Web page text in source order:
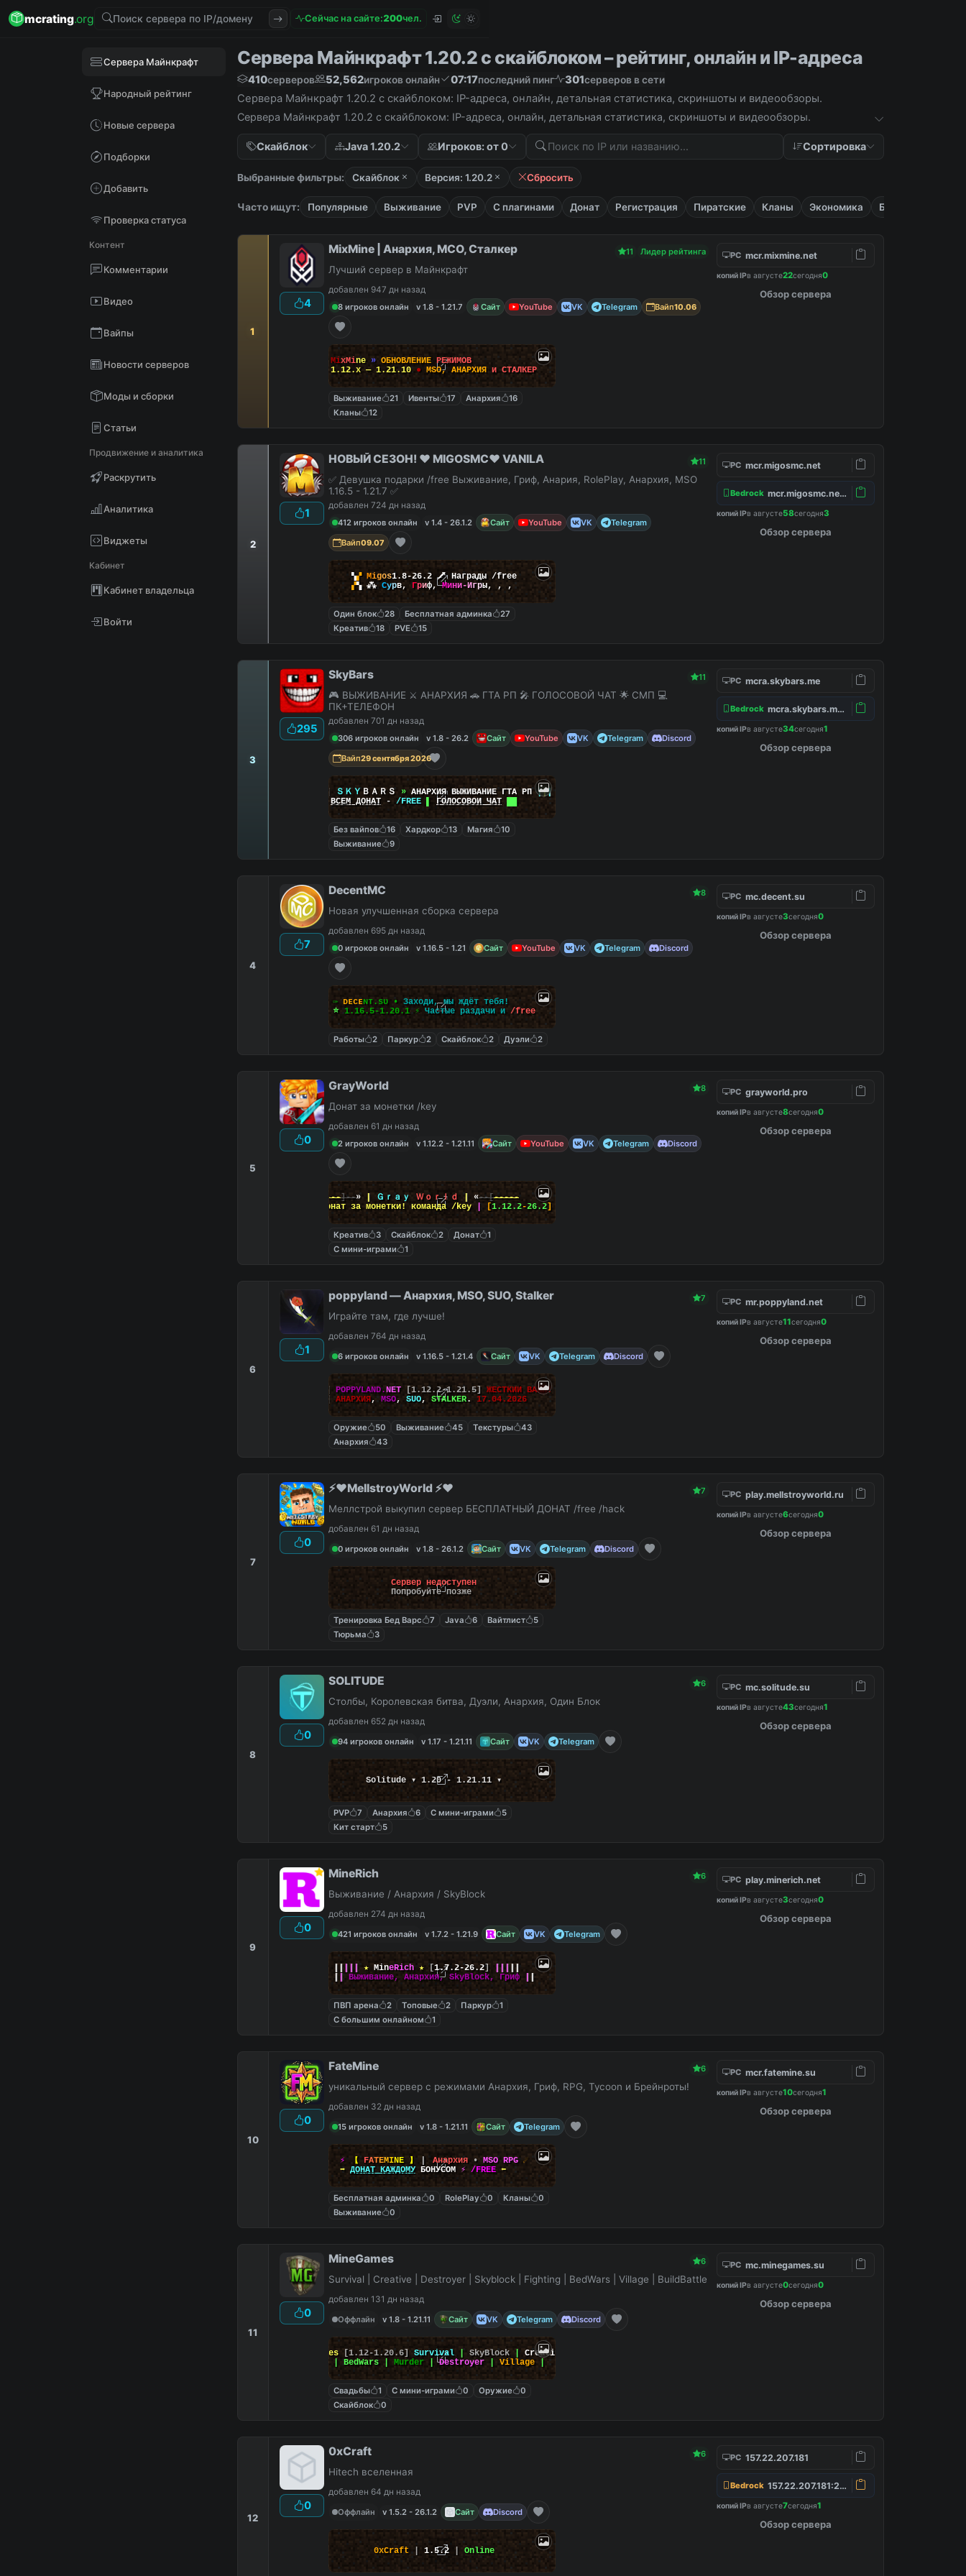
mcrating.org Сейчас на сайте:200чел.
Сервера Майнкрафт
Народный рейтинг
Новые сервера
Подборки
Добавить
Проверка статуса
Контент
Комментарии
Видео
Вайпы
Новости серверов
Моды и сборки
Статьи
Продвижение и аналитика
Раскрутить
Аналитика
Виджеты
Кабинет
Кабинет владельца
Войти
Сервера Майнкрафт 1.20.2 с скайблоком – рейтинг, онлайн и IP-адреса
410серверов 52,562игроков онлайн 07:17последний пинг 301серверов в сети
Сервера Майнкрафт 1.20.2 с скайблоком: IP-адреса, онлайн, детальная статистика, скриншоты и видеообзоры.
Сервера Майнкрафт 1.20.2 с скайблоком: IP-адреса, онлайн, детальная статистика, скриншоты и видеообзоры.
Скайблок Java 1.20.2 Игроков: от 0 Сортировка
Выбранные фильтры: Скайблок Версия: 1.20.2 Сбросить
Часто ищут: Популярные Выживание PVP С плагинами Донат Регистрация Пиратские Кланы Экономика Бесплатные
1
4
MixMine | Анархия, МСО, Сталкер 11 Лидер рейтинга
Лучший сервер в Майнкрафт
добавлен 947 дн назад
8 игроков онлайн
v 1.8 - 1.21.7 Сайт YouTube VK Telegram Вайп10.06
MixMine » ОБНОВЛЕНИЕ РЕЖИМОВ
1.12.x — 1.21.10 ● MSO, АНАРХИЯ и СТАЛКЕР
Выживание 21 Ивенты 17 Анархия
16
Кланы
12
PC mcr.mixmine.net
копий IPв августе22сегодня0
Обзор сервера
2
1
НОВЫЙ СЕЗОН! ❤️ MIGOSMC❤️ VANILA 11
✅ Девушка подарки /free Выживание, Гриф, Анария, RolePlay, Анархия, MSO
1.16.5 - 1.21.7 ✅
добавлен 724 дн назад
412 игроков онлайн
v 1.4 - 26.1.2 Сайт YouTube VK
Telegram
Вайп09.07
▚▞ Migos1.8-26.2 🗡 Награды /free
▞▚ ⁂ Сурв, Гриф,Мини-Игры, , ,
Один блок 28 Бесплатная админка
27
Креатив
18 PVE 15
PC mcr.migosmc.net
Bedrock mcr.migosmc.net:19132
копий IPв августе58сегодня3
Обзор сервера
3
295
SkyBars 11
🎮 ВЫЖИВАНИЕ ⚔️ АНАРХИЯ 🚗 ГТА РП 🎤 ГОЛОСОВОЙ ЧАТ 🌟 СМП 💻
ПК+ТЕЛЕФОН
добавлен 701 дн назад
306 игроков онлайн
v 1.8 - 26.2 Сайт YouTube VK Telegram
Discord
Вайп29 сентября 2026
ＳＫＹ ＢＡＲＳ » АНАРХИЯ ВЫЖИВАНИЕ ГТА РП|||
ВСЕМ ДОНАТ - /FREE ГОЛОСОВОЙ ЧАТ
Без вайпов 16 Хардкор 13 Магия
10
Выживание
9
PC mcra.skybars.me
Bedrock mcra.skybars.me:19132
копий IPв августе34сегодня1
Обзор сервера
4
7
DecentMC 8
Новая улучшенная сборка сервера
добавлен 695 дн назад
0 игроков онлайн
v 1.16.5 - 1.21 Сайт YouTube VK Telegram Discord
✑ ᴅᴇᴄᴇɴᴛ.sᴜ • Заходи, мы ждёт тебя!
⭐ 1.16.5-1.20.1 ⚡ Частые раздачи и /free
Работы 2 Паркур 2 Скайблок 2 Дуэли 2
PC mc.decent.su
копий IPв августе3сегодня0
Обзор сервера
5
0
GrayWorld 8
Донат за монетки /key
добавлен 61 дн назад
2 игроков онлайн
v 1.12.2 - 1.21.11 Сайт YouTube VK Telegram Discord
-----]--» Ｇｒａｙ Ｗｏｒｌｄ «--[-----
Донат за монетки! команда /key [1.12.2-26.2]
Креатив 3 Скайблок 2 Донат
1
С мини-играми
1
PC grayworld.pro
копий IPв августе8сегодня0
Обзор сервера
6
1
poppyland — Анархия, MSO, SUO, Stalker 7
Играйте там, где лучше!
добавлен 764 дн назад
6 игроков онлайн
v 1.16.5 - 1.21.4 Сайт VK Telegram Discord
POPPYLAND.NET [1.12.2-1.21.5] ЖЕСТКИЙ ВАЙП!
АНАРХИЯ, MSO, SUO, STALKER. 17.04.2026
Оружие 50 Выживание 45 Текстуры
43
Анархия
43
PC mr.poppyland.net
копий IPв августе11сегодня0
Обзор сервера
7
0
⚡️❤️MellstroyWorld ⚡️❤️ 7
Меллстрой выкупил сервер БЕСПЛАТНЫЙ ДОНАТ /free /hack
добавлен 61 дн назад
0 игроков онлайн
v 1.8 - 26.1.2 Сайт VK Telegram Discord
Сервер недоступен
Попробуйте позже
Тренировка Бед Варс 7 Java 6 Вайтлист
5
Тюрьма
3
PC play.mellstroyworld.ru
копий IPв августе6сегодня0
Обзор сервера
8
0
SOLITUDE 6
Столбы, Королевская битва, Дуэли, Анархия, Один Блок
добавлен 652 дн назад
94 игроков онлайн
v 1.17 - 1.21.11 Сайт VK Telegram
Solitude ▾ 1.20 - 1.21.11 ▾
PVP 7 Анархия 6 С мини-играми
5
Кит старт
5
PC mc.solitude.su
копий IPв августе43сегодня1
Обзор сервера
9
0
MineRich 6
Выживание / Анархия / SkyBlock
добавлен 274 дн назад
421 игроков онлайн
v 1.7.2 - 1.21.9 Сайт VK Telegram
| | | ★ MineRich★ [1.7.2-26.2] |
Выживание, Анархия, SkyBlock, Гриф
ПВП арена 2 Топовые 2 Паркур
1
С большим онлайном
1
PC play.minerich.net
копий IPв августе3сегодня0
Обзор сервера
10
0
FateMine 6
уникальный сервер с режимами Анархия, Гриф, RPG, Tycoon и Брейнроты!
добавлен 32 дн назад
15 игроков онлайн
v 1.8 - 1.21.11 Сайт Telegram
⚡ 【 FATEMINE 】 Анархия • MSO RPG ☄
➡ ДОНАТ КАЖДОМУ БОНУСОМ ⚡ /FREE ⬅
Бесплатная админка 0 RolePlay 0 Кланы
0
Выживание
0
PC mcr.fatemine.su
копий IPв августе10сегодня1
Обзор сервера
11
0
MineGames 6
Survival | Creative | Destroyer | Skyblock | Fighting | BedWars | Village | BuildBattle
добавлен 131 дн назад
Оффлайн
v 1.8 - 1.21.11 Сайт VK Telegram Discord
MineGames [1.12-1.20.6] Survival | SkyBlock | Creative
| BedWars | Murder |Destroyer | Village |
Свадьбы 1 С мини-играми 0 Оружие
0
Скайблок
0
PC mc.minegames.su
копий IPв августе0сегодня0
Обзор сервера
12
0
0xCraft 6
Hitech вселенная
добавлен 64 дн назад
Оффлайн
v 1.5.2 - 26.1.2 Сайт Discord
0xCraft 1.5.2 Online
PC 157.22.207.181
Bedrock 157.22.207.181:25565
копий IPв августе7сегодня1
Обзор сервера